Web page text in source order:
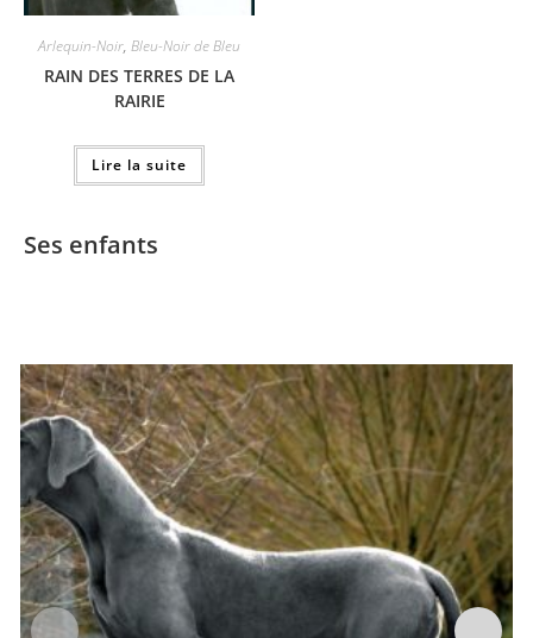
Arlequin-Noir, Bleu-Noir de Bleu
RAIN DES TERRES DE LA
RAIRIE
Lire la suite
Ses enfants